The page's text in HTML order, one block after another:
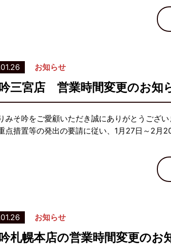
お知らせ
三宮店 営業時間変更のお知
みそ吟をご愛顧いただき誠にありがとうござ
点措置等の発出の要請に従い、1月27日～2月
お知らせ
札幌本店の営業時間変更のお